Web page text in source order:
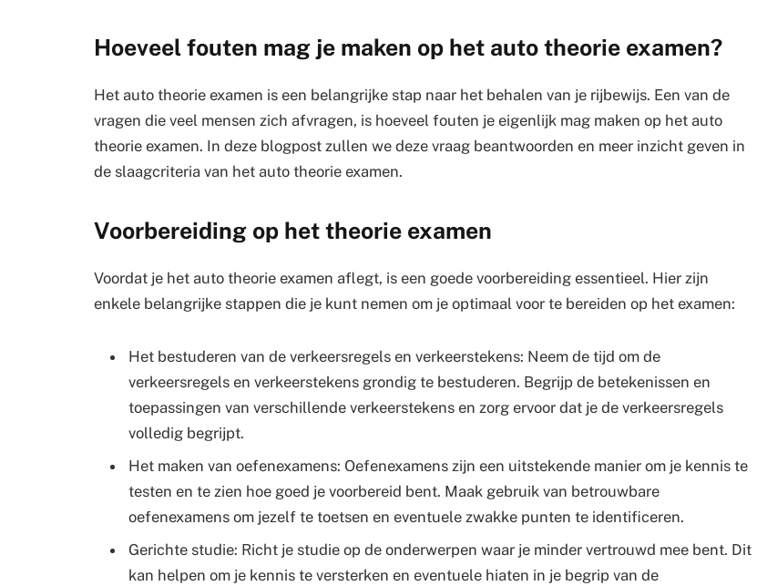
Hoeveel fouten mag je maken op het auto theorie examen?
Het auto theorie examen is een belangrijke stap naar het behalen van je rijbewijs. Een van de
vragen die veel mensen zich afvragen, is hoeveel fouten je eigenlijk mag maken op het auto
theorie examen. In deze blogpost zullen we deze vraag beantwoorden en meer inzicht geven in
de slaagcriteria van het auto theorie examen.
Voorbereiding op het theorie examen
Voordat je het auto theorie examen aflegt, is een goede voorbereiding essentieel. Hier zijn
enkele belangrijke stappen die je kunt nemen om je optimaal voor te bereiden op het examen:
Het bestuderen van de verkeersregels en verkeerstekens: Neem de tijd om de
verkeersregels en verkeerstekens grondig te bestuderen. Begrijp de betekenissen en
toepassingen van verschillende verkeerstekens en zorg ervoor dat je de verkeersregels
volledig begrijpt.
Het maken van oefenexamens: Oefenexamens zijn een uitstekende manier om je kennis te
testen en te zien hoe goed je voorbereid bent. Maak gebruik van betrouwbare
oefenexamens om jezelf te toetsen en eventuele zwakke punten te identificeren.
Gerichte studie: Richt je studie op de onderwerpen waar je minder vertrouwd mee bent. Dit
kan helpen om je kennis te versterken en eventuele hiaten in je begrip van de